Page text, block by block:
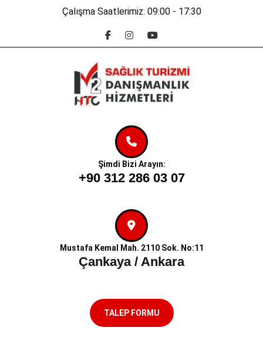
Çalışma Saatlerimiz: 09:00 - 17:30
Şimdi Bizi Arayın:
+90 312 286 03 07
Mustafa Kemal Mah. 2110 Sok. No:11
Çankaya / Ankara
TALEP FORMU